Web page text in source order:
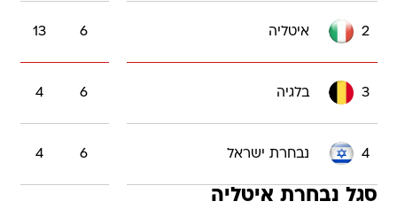
2 איטליה 6
13
3 בלגיה 6
4
4 נבחרת ישראל 6
4
סגל נבחרת איטליה